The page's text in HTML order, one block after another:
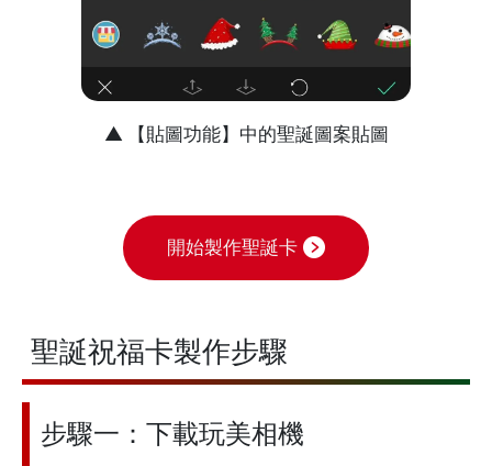
▲ 【貼圖功能】中的聖誕圖案貼圖
開始製作聖誕卡
聖誕祝福卡製作步驟
步驟一：下載玩美相機